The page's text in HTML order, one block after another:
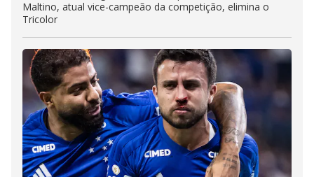
Maltino, atual vice-campeão da competição, elimina o
Tricolor